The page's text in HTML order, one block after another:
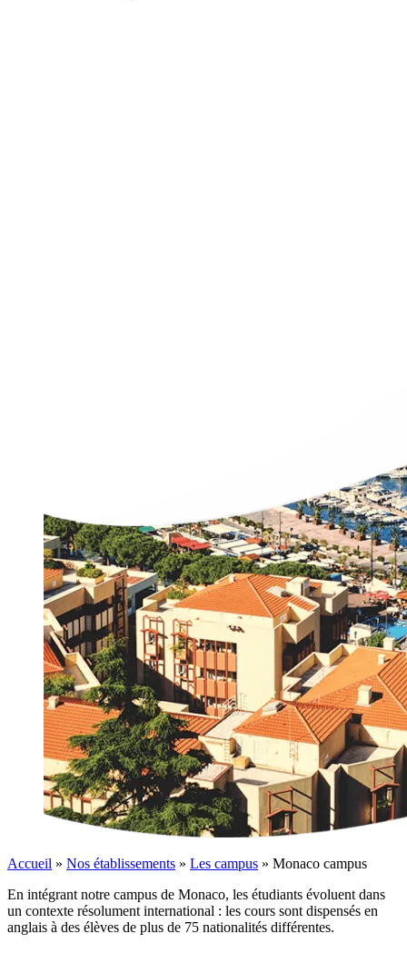
Accueil » Nos établissements » Les campus » Monaco campus
En intégrant notre campus de Monaco, les étudiants évoluent dans
un contexte résolument international : les cours sont dispensés en
anglais à des élèves de plus de 75 nationalités différentes.